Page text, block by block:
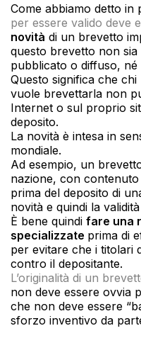
Come abbiamo detto in
per essere valido deve
novità di un brevetto
questo brevetto non
pubblicato o diffuso, né
Questo significa che
vuole brevettarla non
Internet o sul proprio
deposito.
La novità è intesa in
mondiale.
Ad esempio, un
nazione, con
prima del deposito di
novità e quindi la
È bene quindi fare una
specializzate prima di
per evitare che i titolari
contro il depositante.
L’originalità di un
non deve essere ovvia
che non deve essere
sforzo inventivo da